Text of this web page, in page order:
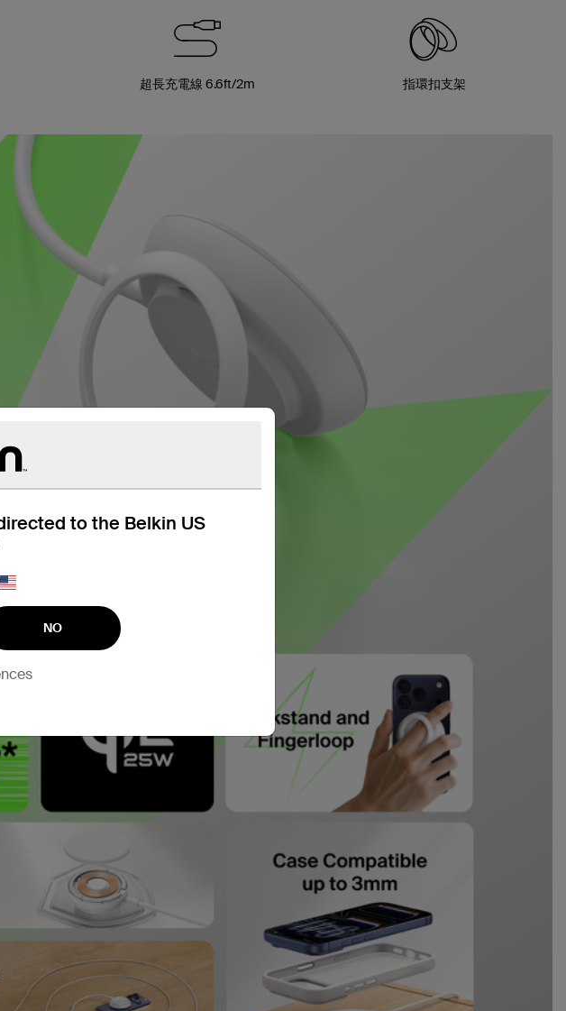
to the Belkin US
NO
超長充電線 6.6ft/2m 指環扣支架